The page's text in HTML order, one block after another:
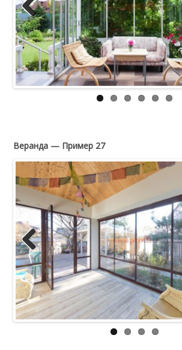
Previous
Веранда — Пример 27
Previous